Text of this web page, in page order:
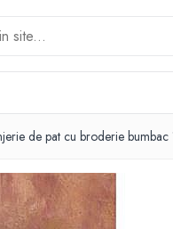
de pat cu broderie